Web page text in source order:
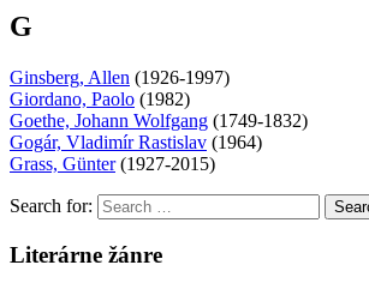
G
Ginsberg, Allen (1926-1997)
Giordano, Paolo (1982)
Goethe, Johann Wolfgang (1749-1832)
Gogár, Vladimír Rastislav (1964)
Grass, Günter(1927-2015)
Search for:
Literárne žánre